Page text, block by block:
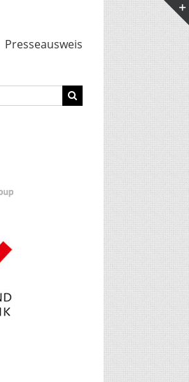
Presseausweis